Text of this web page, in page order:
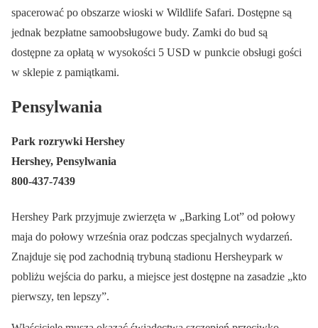
spacerować po obszarze wioski w Wildlife Safari. Dostępne są
jednak bezpłatne samoobsługowe budy. Zamki do bud są
dostępne za opłatą w wysokości 5 USD w punkcie obsługi gości
w sklepie z pamiątkami.
Pensylwania
Park rozrywki Hershey
Hershey, Pensylwania
800-437-7439
Hershey Park przyjmuje zwierzęta w „Barking Lot” od połowy
maja do połowy września oraz podczas specjalnych wydarzeń.
Znajduje się pod zachodnią trybuną stadionu Hersheypark w
pobliżu wejścia do parku, a miejsce jest dostępne na zasadzie „kto
pierwszy, ten lepszy”.